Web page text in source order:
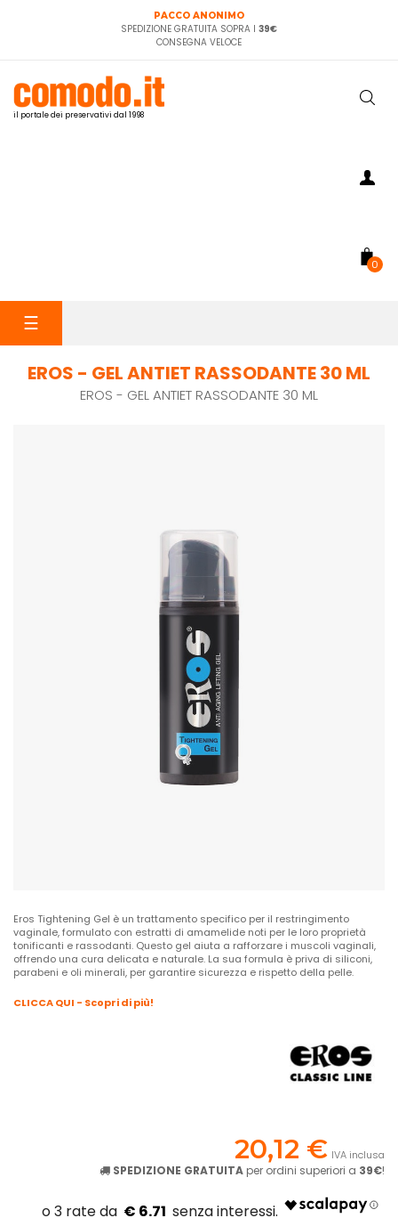
PACCO ANONIMO
SPEDIZIONE GRATUITA SOPRA I 39€
CONSEGNA VELOCE
il portale dei preservativi dal 1998
0
navigazione
☰
EROS - GEL ANTIET RASSODANTE 30 ML
EROS - GEL ANTIET RASSODANTE 30 ML
Eros Tightening Gel è un trattamento specifico per il restringimento
vaginale, formulato con estratti di amamelide noti per le loro proprietà
tonificanti e rassodanti. Questo gel aiuta a rafforzare i muscoli vaginali,
offrendo una cura delicata e naturale. La sua formula è priva di siliconi,
parabeni e oli minerali, per garantire sicurezza e rispetto della pelle.
CLICCA QUI - Scopri di più!
20,12 € IVA inclusa
SPEDIZIONE GRATUITA per ordini superiori a 39€!
€ 6.71